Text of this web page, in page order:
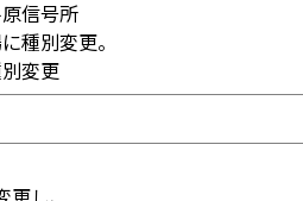
信号所
種別変更。
変更